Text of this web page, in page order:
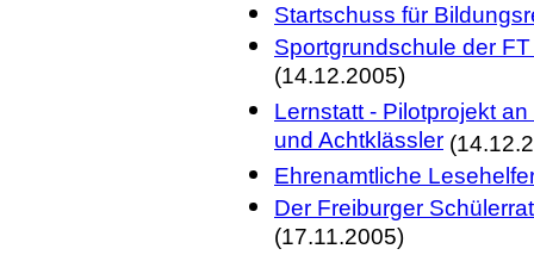
Startschuss für
Sportgrundschule der
(14.12.2005)
Lernstatt - Pilotprojekt
und Achtklässler
Ehrenamtliche
Der Freiburger
(17.11.2005)